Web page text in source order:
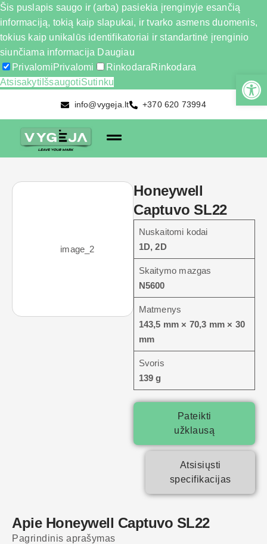
Šis puslapis saugo ir (arba) pasiekia įrenginyje esančią
informaciją, tokią kaip slapukai, ir tvarko asmens duomenis,
tokius kaip unikalūs identifikatoriai ir standartinė įrenginio
siunčiama informacija Daugiau
PrivalomiPrivalomi RinkodaraRinkodara
Atsisakyti IšsaugotiSutinku
info@vygeja.lt +370 620 73994
Honeywell
Captuvo SL22
Nuskaitomi kodai
1D, 2D
Skaitymo mazgas
N5600
Matmenys
143,5 mm × 70,3 mm × 30
mm
Svoris
139 g
Pateikti
užklausą
Atsisiųsti
specifikacijas
Apie Honeywell Captuvo SL22
Pagrindinis aprašymas